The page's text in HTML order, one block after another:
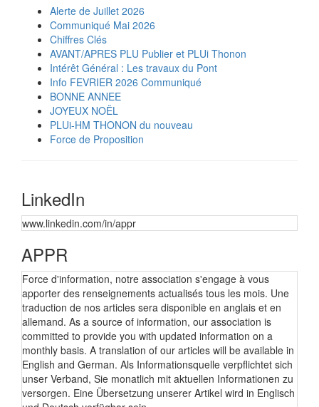
Alerte de Juillet 2026
Communiqué Mai 2026
Chiffres Clés
AVANT/APRES PLU Publier et PLUi Thonon
Intérêt Général : Les travaux du Pont
Info FEVRIER 2026 Communiqué
BONNE ANNEE
JOYEUX NOËL
PLUi-HM THONON du nouveau
Force de Proposition
LinkedIn
www.linkedin.com/in/appr
APPR
Force d'information, notre association s'engage à vous
apporter des renseignements actualisés tous les mois. Une
traduction de nos articles sera disponible en anglais et en
allemand. As a source of information, our association is
committed to provide you with updated information on a
monthly basis. A translation of our articles will be available in
English and German. Als Informationsquelle verpflichtet sich
unser Verband, Sie monatlich mit aktuellen Informationen zu
versorgen. Eine Übersetzung unserer Artikel wird in Englisch